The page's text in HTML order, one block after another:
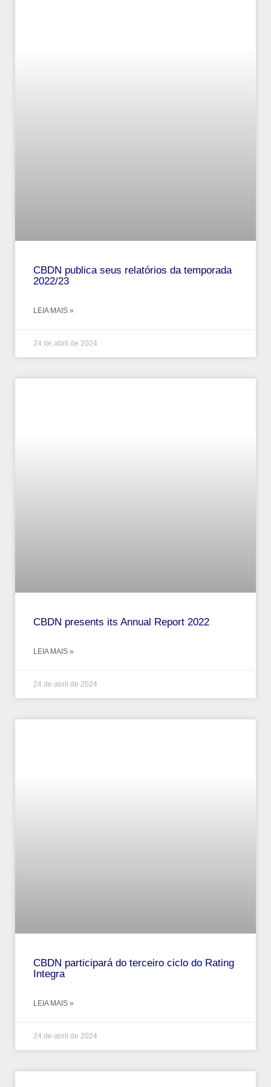
CBDN publica seus relatórios da temporada
2022/23
LEIA MAIS »
24 de abril de 2024
CBDN presents its Annual Report 2022
LEIA MAIS »
24 de abril de 2024
CBDN participará do terceiro ciclo do Rating
Integra
LEIA MAIS »
24 de abril de 2024